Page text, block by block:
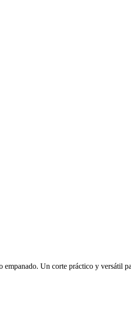
empanado. Un corte práctico y versátil